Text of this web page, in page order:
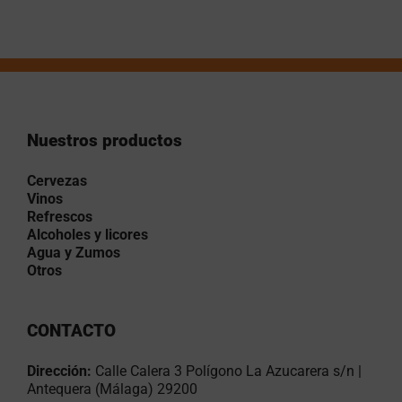
Nuestros productos
Cervezas
Vinos
Refrescos
Alcoholes y licores
Agua y Zumos
Otros
CONTACTO
Dirección: Calle Calera 3 Polígono La Azucarera s/n |
Antequera (Málaga) 29200